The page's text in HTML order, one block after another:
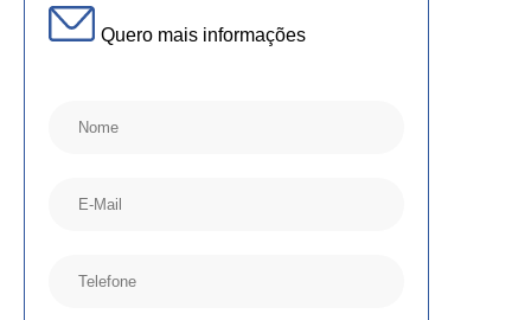
Quero mais informações